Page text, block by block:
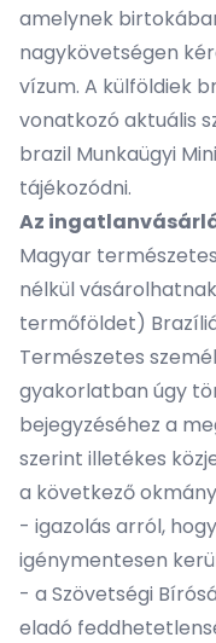
amelynek
nagykövetségen
vízum. A külföldiek
vonatkozó aktuális
brazil Munkaügyi
tájékozódni.
Az
Magyar
nélkül
termőföldet)
Természetes
gyakorlatban úgy
bejegyzéséhez a
szerint illetékes
a következő
- igazolás arról,
igénymentesen
- a Szövetségi
eladó